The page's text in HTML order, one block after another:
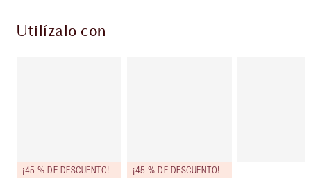
Utilízalo con
¡45 % DE DESCUENTO! ¡45 % DE DESCUENTO!